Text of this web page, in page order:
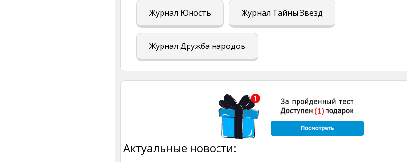
Журнал Юность Журнал Тайны Звезд
Журнал Дружба народов
Актуальные новости: